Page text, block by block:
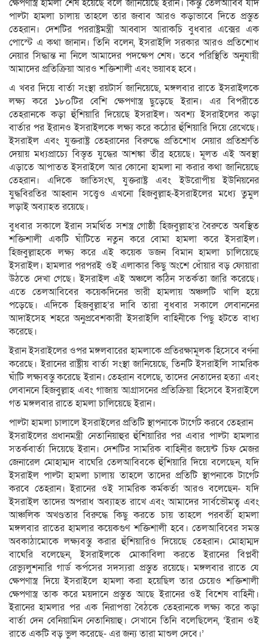
ক্ষেপণাস্ত্র হামলা শেষ হয়েছে বলে জানিয়েছে ইরান। কিন্তু তেলআবিব যদি
পাল্টা হামলা চালায় তাহলে তার জবাব আরও কড়াভাবে দিতে প্রস্তুত
তেহরান। দেশটির পররাষ্ট্রমন্ত্রী আব্বাস আরাকচি বুধবার এক্সের এক
পোস্টে এ কথা জানান। তিনি বলেন, ইসরাইলি সরকার আরও প্রতিশোধ
নেয়ার সিদ্ধান্ত না নিলে আমাদের পদক্ষেপ শেষ। তবে পরিস্থিতি অনুযায়ী
আমাদের প্রতিক্রিয়া আরও শক্তিশালী এবং ভয়াবহ হবে।
এ খবর দিয়ে বার্তা সংস্থা রয়টার্স জানিয়েছে, মঙ্গলবার রাতে ইসরাইলকে
লক্ষ্য করে ১৮০টির বেশি ক্ষেপণাস্ত্র ছুড়েছে ইরান। এর বিপরীতে
তেহরানকে কড়া হুঁশিয়ারি দিয়েছে ইসরাইল। অবশ্য ইসরাইলের কড়া
বার্তার পর ইরানও ইসরাইলকে লক্ষ্য করে কঠোর হুঁশিয়ারি দিয়ে রেখেছে।
ইসরাইল এবং যুক্তরাষ্ট্র তেহরানের বিরুদ্ধে প্রতিশোধ নেয়ার প্রতিশ্রুতি
দেয়ায় মধ্যপ্রাচ্যে বিস্তৃত যুদ্ধের আশঙ্কা তীব্র হয়েছে। মূলত এই অবস্থা
এড়াতে আপাতত ইসরাইলে আর কোনো হামলা না করার কথা জানিয়েছে
তেহরান। এদিকে জাতিসংঘ, যুক্তরাষ্ট্র এবং ইউরোপীয় ইউনিয়নের
যুদ্ধবিরতির আহ্বান সত্ত্বেও এখনো হিজবুল্লাহ-ইসরাইলের মধ্যে তুমুল
লড়াই অব্যাহত রয়েছে।
বুধবার সকালে ইরান সমর্থিত সশস্ত্র গোষ্ঠী হিজবুল্লাহ’র বৈরুতে অবস্থিত
শক্তিশালী একটি ঘাঁটিতে নতুন করে বোমা হামলা করে ইসরাইল।
হিজবুল্লাহকে লক্ষ্য করে এই কয়েক ডজন বিমান হামলা চালিয়েছে
ইসরাইল। হামলার পরপরই ওই এলাকার কিছু অংশে ধোঁয়ার বড় ফোয়ারা
উঠতে দেখা গেছে। ইসরাইল এই অঞ্চলে কঠিন সতর্কতা জারি করেছে।
এতে তেলআবিবের কয়েকদিনের ভারী হামলায় অঞ্চলটি খালি হয়ে
পড়েছে। এদিকে হিজবুল্লাহ’র দাবি তারা বুধবার সকালে লেবাননের
আদাইসেহ শহরে অনুপ্রবেশকারী ইসরাইলি বাহিনীকে পিছু হটতে বাধ্য
করেছে।
ইরান ইসরাইলের ওপর মঙ্গলবারের হামলাকে প্রতিরক্ষামূলক হিসেবে বর্ণনা
করেছে। ইরানের রাষ্ট্রীয় বার্তা সংস্থা জানিয়েছে, তিনটি ইসরাইলি সামরিক
ঘাঁটি লক্ষ্যবস্তু করেছে ইরান। তেহরান বলেছে, তাদের নেতাদের হত্যা এবং
লেবাননে হিজবুল্লাহ এবং গাজায় আগ্রাসনের প্রতিক্রিয়া হিসেবে ইসরাইলে
গত মঙ্গলবার রাতে হামলা চালিয়েছে ইরান।
পাল্টা হামলা চালালে ইসরাইলের প্রতিটি স্থাপনাকে টার্গেট করবে তেহরান
ইসরাইলের প্রধানমন্ত্রী নেতানিয়াহুর হুঁশিয়ারির পর এবার পাল্টা হামলার
সতর্কবার্তা দিয়েছে ইরান। দেশটির সামরিক বাহিনীর জয়েন্ট চিফ মেজর
জেনারেল মোহাম্মদ বাঘেরি তেলআবিবকে হুঁশিয়ারি দিয়ে বলেছেন, যদি
ইসরাইল পাল্টা হামলা চালায় তাহলে তাদের প্রতিটি স্থাপনাকে টার্গেট
করবে তেহরান। ইরানের ওই সামরিক কর্মকর্তা আরও বলেছেন- যদি
ইসরাইল তাদের অপরাধ অব্যাহত রাখে এবং আমাদের সার্বভৌমত্ব এবং
আঞ্চলিক অখণ্ডতার বিরুদ্ধে কিছু করতে চায় তাহলে পরবর্তী হামলা
মঙ্গলবার রাতের হামলার কয়েকগুণ শক্তিশালী হবে। তেলআবিবের সমস্ত
অবকাঠামোকে লক্ষ্যবস্তু করার হুঁশিয়ারিও দিয়েছে তেহরান। মোহাম্মদ
বাঘেরি বলেছেন, ইসরাইলকে মোকাবিলা করতে ইরানের বিপ্লবী
রেভ্যুলুশনারি গার্ড কর্পসের সদস্যরা প্রস্তুত রয়েছে। মঙ্গলবার রাতে যে
ক্ষেপণাস্ত্র দিয়ে ইসরাইলে হামলা করা হয়েছিল তার চেয়েও শক্তিশালী
ক্ষেপণাস্ত্র তাক করে ময়দানে প্রস্তুত আছে ইরানের ওই বিশেষ বাহিনী।
ইরানের হামলার পর এক নিরাপত্তা বৈঠকে তেহরানকে লক্ষ্য করে কড়া
বার্তা দেন বেনিয়ামিন নেতানিয়াহু। সেখানে তিনি বলেছিলেন, ‘ইরান ওই
রাতে একটি বড় ভুল করেছে- এর জন্য তারা মাশুল দেবে।’